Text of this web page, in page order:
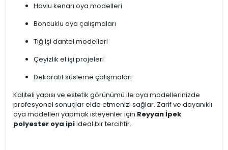
Havlu kenarı oya modelleri
Boncuklu oya çalışmaları
Tığ işi dantel modelleri
Çeyizlik el işi projeleri
Dekoratif süsleme çalışmaları
Kaliteli yapısı ve estetik görünümü ile oya modellerinizde
profesyonel sonuçlar elde etmenizi sağlar. Zarif ve dayanıklı
oya modelleri yapmak isteyenler için Reyyan İpek
polyester oya ipiideal bir tercihtir.